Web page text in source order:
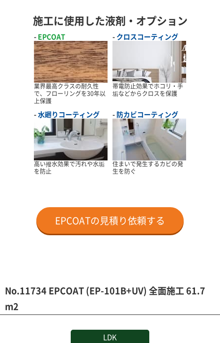
施工に使用した液剤・オプション
EPCOAT
業界最高クラスの耐久性
で、フローリングを30年以
上保護
クロスコーティング
帯電防止効果でホコリ・手
垢などからクロスを保護
水廻りコーティング
高い撥水効果で汚れや水垢
を防止
防カビコーティング
住まいで発生するカビの発
生を防ぐ
EPCOATの見積り依頼する
No.11734 EPCOAT (EP-101B+UV) 全面施工 61.7
m2
LDK